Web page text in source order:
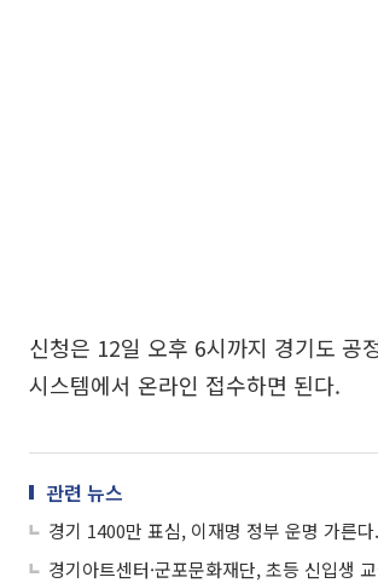
신청은 12일 오후 6시까지 경기도 공
시스템에서 온라인 접수하면 된다.
관련 뉴스
경기아트센터·군포문화재단, 초등 신입생